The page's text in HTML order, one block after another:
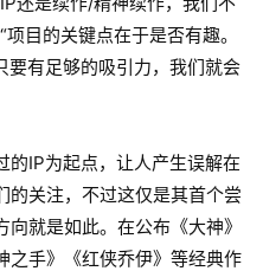
目的关键点在于是否有趣。
要有足够的吸引力，我们就会
的IP为起点，让人产生误解在
的关注，不过这仅是其首个尝
就是如此。在公布《大神》
之手》《红侠乔伊》等经典作